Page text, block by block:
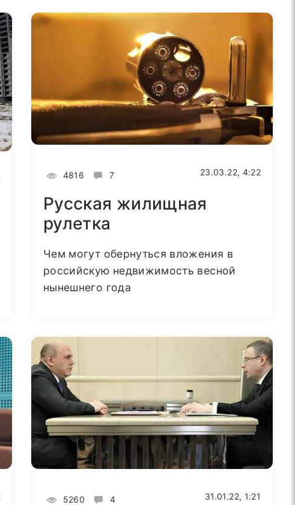
4816 7 23.03.22, 4:22
Русская жилищная
рулетка
Чем могут обернуться вложения в
российскую недвижимость весной
нынешнего года
5260 4 31.01.22, 1:21